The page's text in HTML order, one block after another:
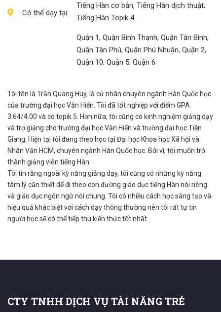
Có thể dạy tại:
Tiếng Hàn cơ bản, Tiếng Hàn dịch thuật,
Tiếng Hàn Topik 4
Quận 1, Quận Bình Thạnh, Quận Tân Bình,
Quận Tân Phú, Quận Phú Nhuận, Quận 2,
Quận 10, Quận 5, Quận 6
Tôi tên là Trần Quang Huy, là cử nhân chuyên ngành Hàn Quốc học
của trường đại học Văn Hiến. Tôi đã tốt nghiệp với điểm GPA
3.64/4.00 và có topik 5. Hơn nữa, tôi cũng có kinh nghiệm giảng dạy
và trợ giảng cho trường đại học Văn Hiến và trường đại học Tiền
Giang. Hiện tại tôi đang theo học tại Đại học Khoa học Xã hội và
Nhân Văn HCM, chuyên ngành Hàn Quốc học. Bởi vì, tôi muốn trở
thành giảng viên tiếng Hàn.
Tôi tin rằng ngoài kỹ năng giảng dạy, tôi cũng có những kỹ năng
tâm lý cần thiết để đi theo con đường giáo dục tiếng Hàn nói riêng
và giáo dục ngôn ngữ nói chung. Tôi có nhiều cách học sáng tạo và
hiệu quả khác biệt với cách dạy thông thường nên tôi rất tự tin
người học sẽ có thể tiếp thu kiến thức tốt nhất.
CTY TNHH DỊCH VỤ TÀI NĂNG TRẺ